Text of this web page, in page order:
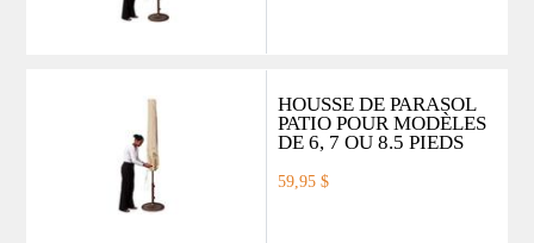
HOUSSE DE PARASOL
PATIO POUR MODÈLES
DE 6, 7 OU 8.5 PIEDS
59,95 $